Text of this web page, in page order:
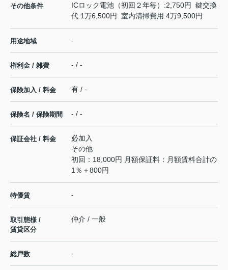
その他条件
ICロック電池（初回２年毎）:2,750円 鍵交換
代:1万6,500円 室内清掃費用:4万9,500円
用途地域 -
権利金 / 雑費 - / -
保険加入 / 料金 有 / -
保険名 / 保険期間 - / -
保証会社 / 料金
必加入
その他
初回：18,000円 月額保証料：月額賃料合計の
1％＋800円
特優賃 -
取引態様 /
賃貸区分
仲介 / 一般
総戸数 -